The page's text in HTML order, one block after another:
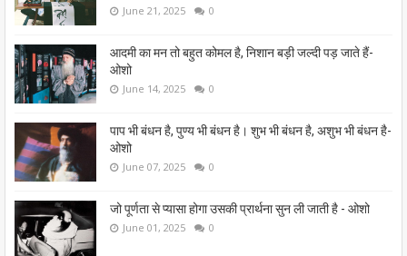
June 21, 2025 0
आदमी का मन तो बहुत कोमल है, निशान बड़ी जल्दी पड़ जाते हैं-
ओशो
June 14, 2025 0
पाप भी बंधन है, पुण्य भी बंधन है। शुभ भी बंधन है, अशुभ भी बंधन है-
ओशो
June 07, 2025 0
जो पूर्णता से प्यासा होगा उसकी प्रार्थना सुन ली जाती है - ओशो
June 01, 2025 0